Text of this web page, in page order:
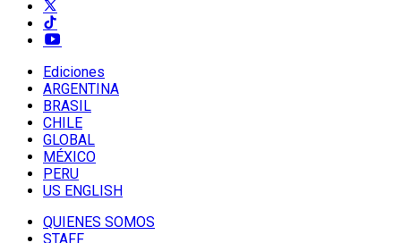
Ediciones
ARGENTINA
BRASIL
CHILE
GLOBAL
MÉXICO
PERU
US ENGLISH
QUIENES SOMOS
STAFF